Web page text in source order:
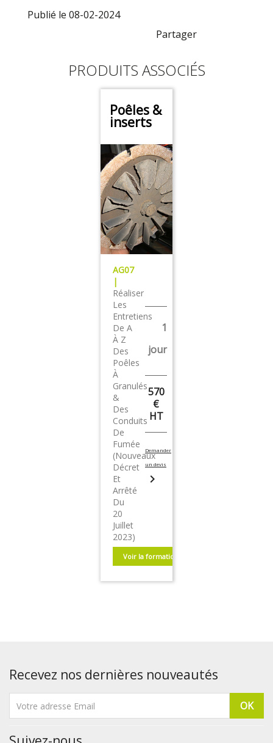
Publié le 08-02-2024
Partager
PRODUITS ASSOCIÉS
Poêles &
inserts
AG07
|
Réaliser
Les
Entretiens
De A
À Z
Des
Poêles
À
Granulés
&
Des
Conduits
De
Fumée
(nouveaux
Décret
Et
Arrêté
Du
20
Juillet
2023)
Voir la formation
1
jour
570
€
HT
Demander
un devis
chevron_right
Recevez nos dernières nouveautés